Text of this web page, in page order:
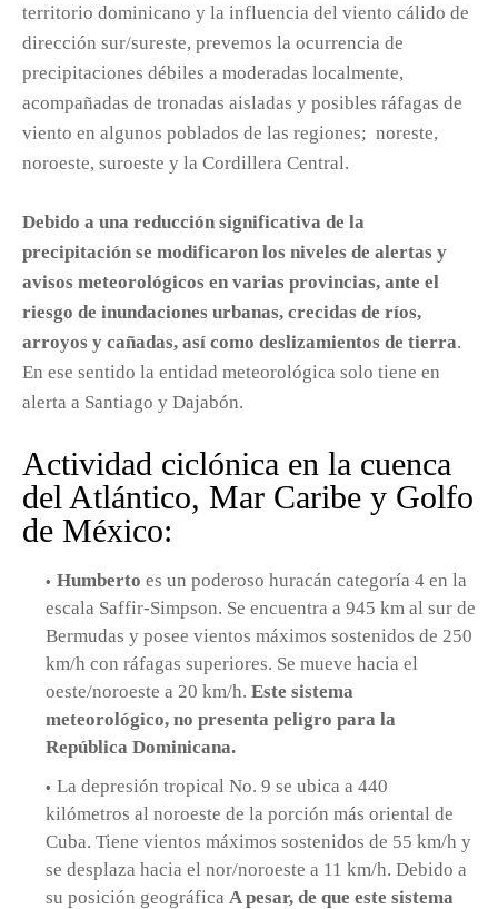
territorio dominicano y la influencia del viento cálido de
dirección sur/sureste, prevemos la ocurrencia de
precipitaciones débiles a moderadas localmente,
acompañadas de tronadas aisladas y posibles ráfagas de
viento en algunos poblados de las regiones; noreste,
noroeste, suroeste y la Cordillera Central.
Debido a una reducción significativa de la
precipitación se modificaron los niveles de alertas y
avisos meteorológicos en varias provincias, ante el
riesgo de inundaciones urbanas, crecidas de ríos,
arroyos y cañadas, así como deslizamientos de tierra.
En ese sentido la entidad meteorológica solo tiene en
alerta a Santiago y Dajabón.
Actividad ciclónica en la cuenca
del Atlántico, Mar Caribe y Golfo
de México:
Humberto es un poderoso huracán categoría 4 en la
escala Saffir-Simpson. Se encuentra a 945 km al sur de
Bermudas y posee vientos máximos sostenidos de 250
km/h con ráfagas superiores. Se mueve hacia el
oeste/noroeste a 20 km/h. Este sistema
meteorológico, no presenta peligro para la
República Dominicana.
La depresión tropical No. 9 se ubica a 440
kilómetros al noroeste de la porción más oriental de
Cuba. Tiene vientos máximos sostenidos de 55 km/h y
se desplaza hacia el nor/noroeste a 11 km/h. Debido a
su posición geográfica A pesar, de que este sistema